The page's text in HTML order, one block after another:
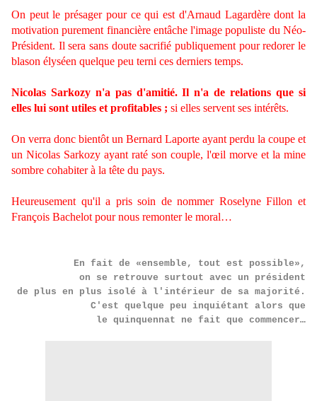
On peut le présager pour ce qui est d'Arnaud Lagardère dont la
motivation purement financière entâche l'image populiste du Néo-
Président. Il sera sans doute sacrifié publiquement pour redorer le
blason élyséen quelque peu terni ces derniers temps.
Nicolas Sarkozy n'a pas d'amitié. Il n'a de relations que si
elles lui sont utiles et profitables ; si elles servent ses intérêts.
On verra donc bientôt un Bernard Laporte ayant perdu la coupe et
un Nicolas Sarkozy ayant raté son couple, l'œil morve et la mine
sombre cohabiter à la tête du pays.
Heureusement qu'il a pris soin de nommer Roselyne Fillon et
François Bachelot pour nous remonter le moral…
En fait de «ensemble, tout est possible»,
on se retrouve surtout avec un président
de plus en plus isolé à l'intérieur de sa majorité.
C'est quelque peu inquiétant alors que
le quinquennat ne fait que commencer…